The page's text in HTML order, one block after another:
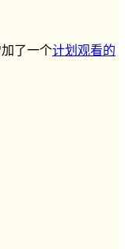
了一个计划观看的